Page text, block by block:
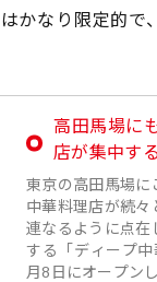
かなり限定的
高田馬場に
店が集中す
東京の高田馬場に
中華料理店が続
連なるように点在
する「ディープ
月8日にオープン